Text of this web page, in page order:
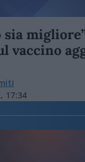
sia
vaccino
17:34